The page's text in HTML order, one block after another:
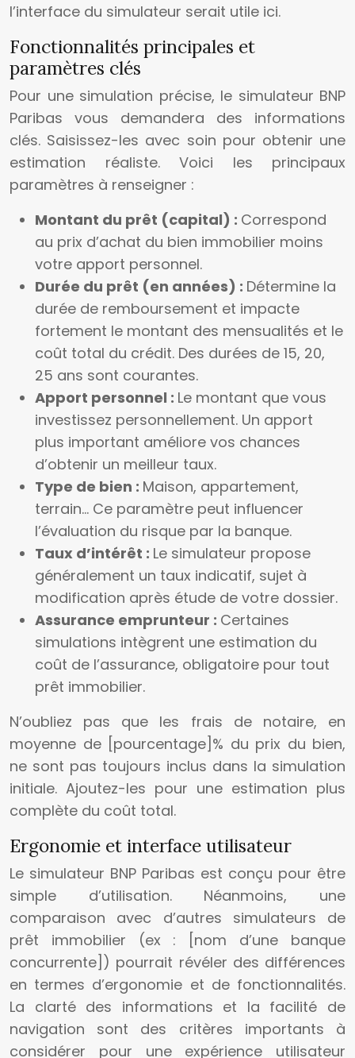
l’interface du simulateur serait utile ici.
Fonctionnalités principales et
paramètres clés
Pour une simulation précise, le simulateur BNP
Paribas vous demandera des informations
clés. Saisissez-les avec soin pour obtenir une
estimation réaliste. Voici les principaux
paramètres à renseigner :
Montant du prêt (capital) : Correspond
au prix d’achat du bien immobilier moins
votre apport personnel.
Durée du prêt (en années) : Détermine la
durée de remboursement et impacte
fortement le montant des mensualités et le
coût total du crédit. Des durées de 15, 20,
25 ans sont courantes.
Apport personnel : Le montant que vous
investissez personnellement. Un apport
plus important améliore vos chances
d’obtenir un meilleur taux.
Type de bien : Maison, appartement,
terrain… Ce paramètre peut influencer
l’évaluation du risque par la banque.
Taux d’intérêt : Le simulateur propose
généralement un taux indicatif, sujet à
modification après étude de votre dossier.
Assurance emprunteur : Certaines
simulations intègrent une estimation du
coût de l’assurance, obligatoire pour tout
prêt immobilier.
N’oubliez pas que les frais de notaire, en
moyenne de [pourcentage]% du prix du bien,
ne sont pas toujours inclus dans la simulation
initiale. Ajoutez-les pour une estimation plus
complète du coût total.
Ergonomie et interface utilisateur
Le simulateur BNP Paribas est conçu pour être
simple d’utilisation. Néanmoins, une
comparaison avec d’autres simulateurs de
prêt immobilier (ex : [nom d’une banque
concurrente]) pourrait révéler des différences
en termes d’ergonomie et de fonctionnalités.
La clarté des informations et la facilité de
navigation sont des critères importants à
considérer pour une expérience utilisateur